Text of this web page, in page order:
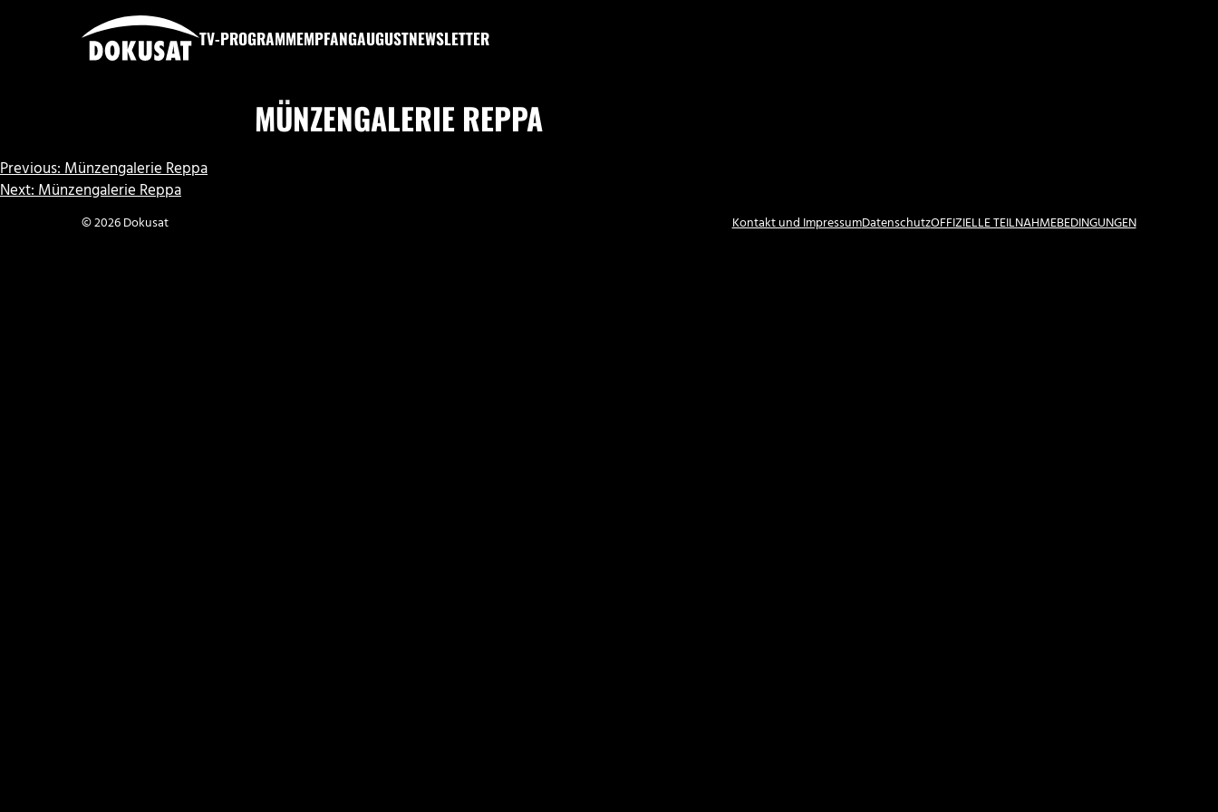
TV-PROGRAMMEMPFANGAUGUSTNEWSLETTER
MÜNZENGALERIE REPPA
BEITRAGSNAVIGATION
Previous:Münzengalerie Reppa
Next:Münzengalerie Reppa
© 2026 Dokusat Kontakt und ImpressumDatenschutzOFFIZIELLE TEILNAHMEBEDINGUNGEN